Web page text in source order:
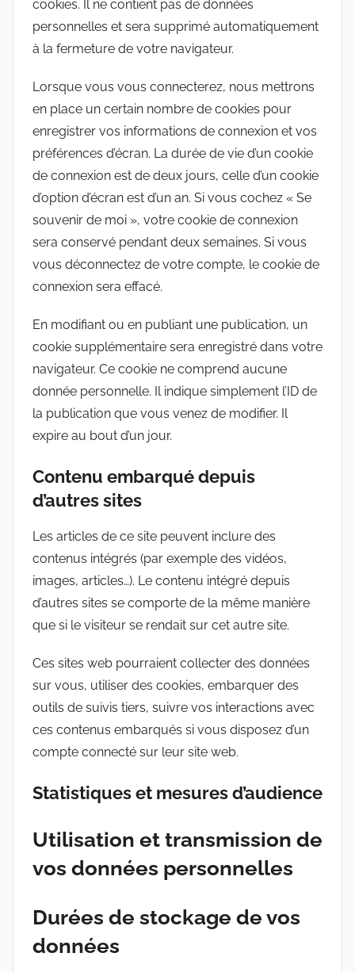
cookies. Il ne contient pas de données
personnelles et sera supprimé automatiquement
à la fermeture de votre navigateur.
Lorsque vous vous connecterez, nous mettrons
en place un certain nombre de cookies pour
enregistrer vos informations de connexion et vos
préférences d’écran. La durée de vie d’un cookie
de connexion est de deux jours, celle d’un cookie
d’option d’écran est d’un an. Si vous cochez « Se
souvenir de moi », votre cookie de connexion
sera conservé pendant deux semaines. Si vous
vous déconnectez de votre compte, le cookie de
connexion sera effacé.
En modifiant ou en publiant une publication, un
cookie supplémentaire sera enregistré dans votre
navigateur. Ce cookie ne comprend aucune
donnée personnelle. Il indique simplement l’ID de
la publication que vous venez de modifier. Il
expire au bout d’un jour.
Contenu embarqué depuis
d’autres sites
Les articles de ce site peuvent inclure des
contenus intégrés (par exemple des vidéos,
images, articles…). Le contenu intégré depuis
d’autres sites se comporte de la même manière
que si le visiteur se rendait sur cet autre site.
Ces sites web pourraient collecter des données
sur vous, utiliser des cookies, embarquer des
outils de suivis tiers, suivre vos interactions avec
ces contenus embarqués si vous disposez d’un
compte connecté sur leur site web.
Statistiques et mesures d’audience
Utilisation et transmission de
vos données personnelles
Durées de stockage de vos
données